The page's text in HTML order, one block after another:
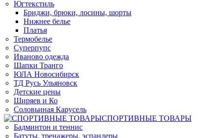
Югтекстиль
Бриджи, брюки, лосины, шорты
Нижнее белье
Платья
Термобелье
Суперпупс
Иваново одежда
Шапки Транго
ЮЛА Новосибирск
ТД Русь Ульяновск
Детские цены
Ширяев и Ко
Соловьиная Карусель
СПОРТИВНЫЕ ТОВАРЫ
Бадминтон и теннис
Батуты, тренажеры, эспандеры